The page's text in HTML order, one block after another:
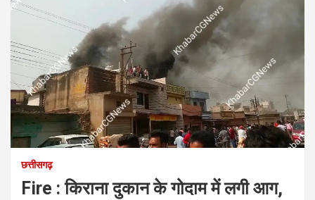
छत्तीसगढ़
Fire : किराना दुकान के गोदाम में लगी आग,